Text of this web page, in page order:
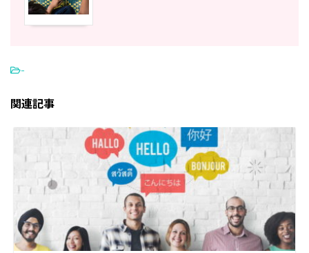
-
関連記事